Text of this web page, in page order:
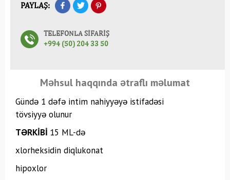
PAYLAŞ:
TELEFONLA SİFARİŞ
+994 (50) 204 33 50
Məhsul haqqında ətraflı məlumat
Gündə 1 dəfə intim nahiyyəyə istifadəsi
tövsiyyə olunur
TƏRKİBİ 15 ML-də
xlorheksidin diqlukonat
hipoxlor